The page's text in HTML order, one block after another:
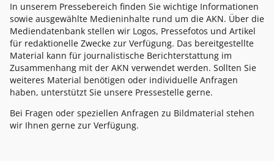
In unserem Pressebereich finden Sie wichtige Informationen
sowie ausgewählte Medieninhalte rund um die AKN. Über die
Mediendatenbank stellen wir Logos, Pressefotos und Artikel
für redaktionelle Zwecke zur Verfügung. Das bereitgestellte
Material kann für journalistische Berichterstattung im
Zusammenhang mit der AKN verwendet werden. Sollten Sie
weiteres Material benötigen oder individuelle Anfragen
haben, unterstützt Sie unsere Pressestelle gerne.
Bei Fragen oder speziellen Anfragen zu Bildmaterial stehen
wir Ihnen gerne zur Verfügung.